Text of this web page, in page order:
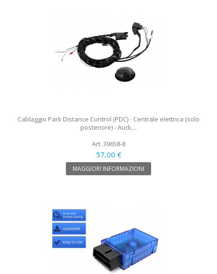
Cablaggio Park Distance Control (PDC) - Centrale elettrica (solo
posteriore) - Audi,...
Art. 39658-8
57,00 €
MAGGIORI INFORMAZIONI